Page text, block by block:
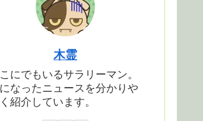
木霊
にでもいるサラリーマン。
なったニュースを分かりや
紹介しています。